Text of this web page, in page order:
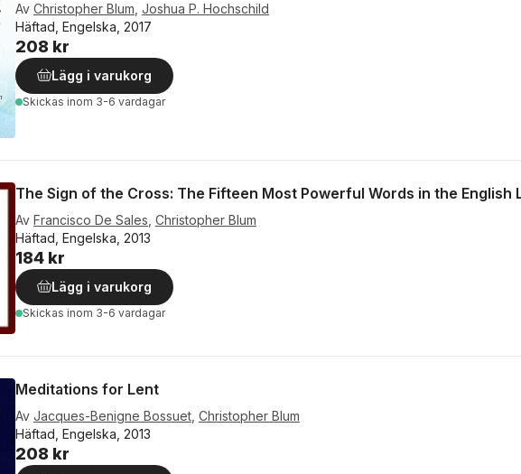
Av Christopher Blum Joshua P. Hochschild
Häftad, Engelska, 2017
208 kr
Lägg i varukorg
Skickas inom 3-6 vardagar
The Sign of the Cross: The Fifteen Most Powerful Words in the English
Av Francisco De Sales Christopher Blum
Häftad, Engelska, 2013
184 kr
Lägg i varukorg
Skickas inom 3-6 vardagar
Meditations for Lent
Av Jacques-Benigne Bossuet Christopher Blum
Häftad, Engelska, 2013
208 kr